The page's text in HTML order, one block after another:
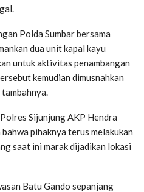
Polda Sumbar bersama
dua unit kapal kayu
untuk aktivitas penambangan
kemudian dimusnahkan
tambahnya.
Sijunjung AKP Hendra
bahwa pihaknya terus melakukan
saat ini marak dijadikan lokasi
Batu Gando sepanjang